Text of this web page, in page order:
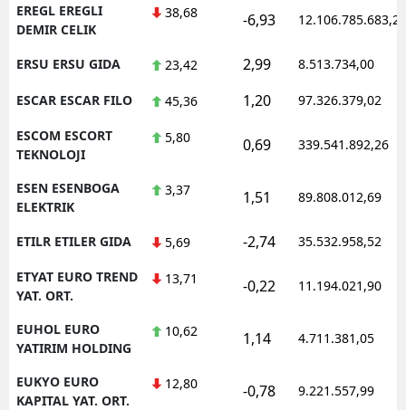
EREGL EREGLI
DEMIR CELIK
38,68 -6,93 12.106.785.683,20
ERSU ERSU GIDA 23,42 2,99 8.513.734,00
ESCAR ESCAR FILO 45,36 1,20 97.326.379,02
ESCOM ESCORT
TEKNOLOJI
5,80 0,69 339.541.892,26
ESEN ESENBOGA
ELEKTRIK
3,37 1,51 89.808.012,69
ETILR ETILER GIDA 5,69 -2,74 35.532.958,52
ETYAT EURO TREND
YAT. ORT.
13,71 -0,22 11.194.021,90
EUHOL EURO
YATIRIM HOLDING
10,62 1,14 4.711.381,05
EUKYO EURO
KAPITAL YAT. ORT.
12,80 -0,78 9.221.557,99